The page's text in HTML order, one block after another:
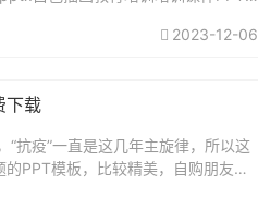
2023-12-06
下载
抗疫”一直是这几年主旋律，所以这
PPT模板，比较精美，自购朋友用